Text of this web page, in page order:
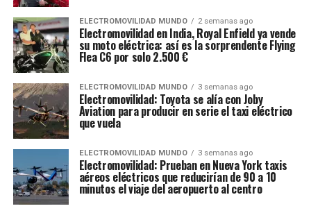
ELECTROMOVILIDAD MUNDO 2 semanas ago
Electromovilidad en India, Royal Enfield ya vende
su moto eléctrica: así es la sorprendente Flying
Flea C6 por solo 2.500 €
ELECTROMOVILIDAD MUNDO 3 semanas ago
Electromovilidad: Toyota se alía con Joby
Aviation para producir en serie el taxi eléctrico
que vuela
ELECTROMOVILIDAD MUNDO 3 semanas ago
Electromovilidad: Prueban en Nueva York taxis
aéreos eléctricos que reducirían de 90 a 10
minutos el viaje del aeropuerto al centro